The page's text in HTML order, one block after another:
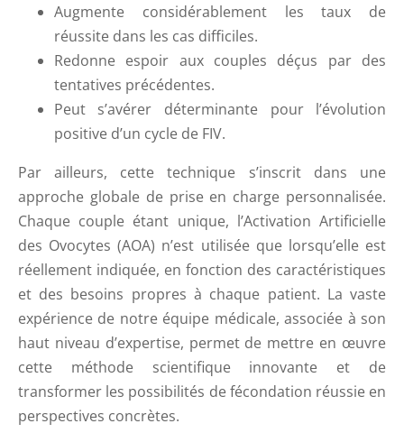
Augmente considérablement les taux de
réussite dans les cas difficiles.
Redonne espoir aux couples déçus par des
tentatives précédentes.
Peut s’avérer déterminante pour l’évolution
positive d’un cycle de FIV.
Par ailleurs, cette technique s’inscrit dans une
approche globale de prise en charge personnalisée.
Chaque couple étant unique, l’Activation Artificielle
des Ovocytes (AOA) n’est utilisée que lorsqu’elle est
réellement indiquée, en fonction des caractéristiques
et des besoins propres à chaque patient. La vaste
expérience de notre équipe médicale, associée à son
haut niveau d’expertise, permet de mettre en œuvre
cette méthode scientifique innovante et de
transformer les possibilités de fécondation réussie en
perspectives concrètes.